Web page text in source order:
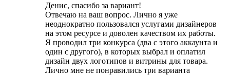
Денис, спасибо за вариант!
Отвечаю на ваш вопрос. Лично я уже
неоднократно пользовался услугами дизайнеров
на этом ресурсе и доволен качеством их работы.
Я проводил три конкурса (два с этого аккаунта и
один с другого), в которых выбрал и оплатил
дизайн двух логотипов и витрины для товара.
Лично мне не понравились три варианта